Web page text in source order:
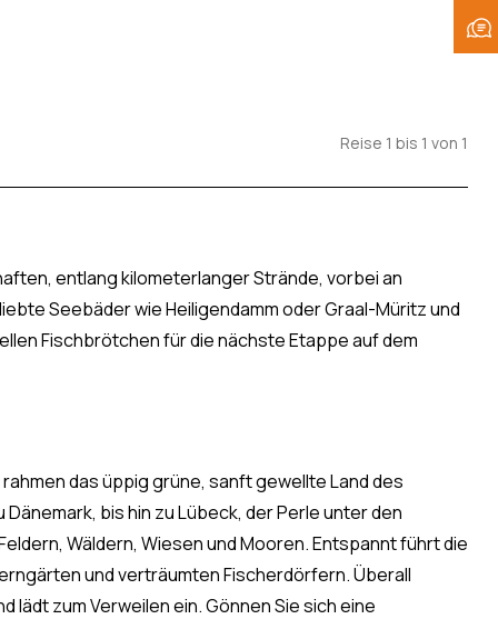
Reise 1 bis 1 von 1
entlang kilometerlanger Strände, vorbei an
Seebäder wie Heiligendamm oder Graal-Müritz und
Fischbrötchen für die nächste Etappe auf dem
das üppig grüne, sanft gewellte Land des
bis hin zu Lübeck, der Perle unter den
Wäldern, Wiesen und Mooren. Entspannt führt die
und verträumten Fischerdörfern. Überall
zum Verweilen ein. Gönnen Sie sich eine